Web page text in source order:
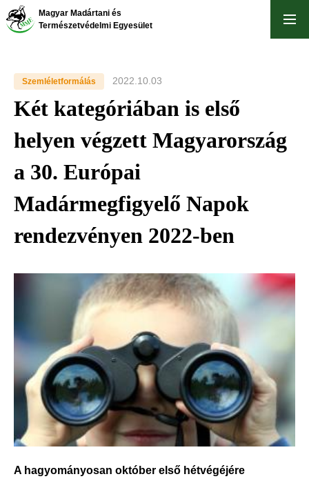
Ugrás
Magyar Madártani és
Természetvédelmi Egyesület
Szemléletformálás 2022.10.03
Két kategóriában is első
helyen végzett Magyarország
a 30. Európai
Madármegfigyelő Napok
rendezvényen 2022-ben
A hagyományosan október első hétvégéjére